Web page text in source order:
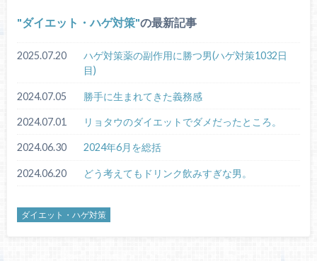
ダイエット・ハゲ対策 の最新記事
2025.07.20
ハゲ対策薬の副作用に勝つ男(ハゲ対策1032日
目)
2024.07.05 勝手に生まれてきた義務感
2024.07.01 リョタウのダイエットでダメだったところ。
2024.06.30 2024年6月を総括
2024.06.20 どう考えてもドリンク飲みすぎな男。
ダイエット・ハゲ対策